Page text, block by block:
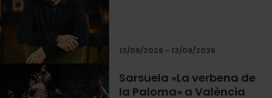
13/09/2026 - 13/09/2026
Sarsuela «La verbena de
la Paloma» a València